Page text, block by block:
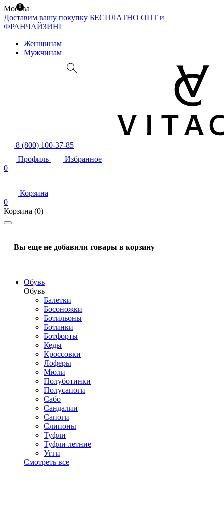
Москва
Доставим вашу покупку БЕСПЛАТНО ОПТ и
ФРАНЧАЙЗИНГ
Женщинам
Мужчинам
8 (800) 100-37-85
Профиль
Избранное
0
Корзина
0
Корзина (0)
Вы еще не добавили товары в корзину
Обувь
Обувь
Балетки
Босоножки
Ботильоны
Ботинки
Ботфорты
Кеды
Кроссовки
Лоферы
Мюли
Полуботинки
Полусапоги
Сабо
Сандалии
Сапоги
Слипоны
Туфли
Туфли летние
Угги
Смотреть все
0